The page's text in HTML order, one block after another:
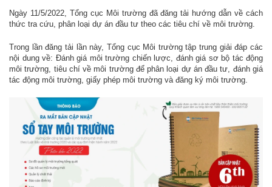
Ngày 11/5/2022, Tổng cục Môi trường đã đăng tải hướng dẫn về cách
thức tra cứu, phân loại dự án đầu tư theo các tiêu chí về môi trường.
Trong lần đăng tải lần này, Tổng cục Môi trường tập trung giải đáp các
nội dung về: Đánh giá môi trường chiến lược, đánh giá sơ bộ tác động
môi trường, tiêu chí về môi trường để phân loại dự án đầu tư, đánh giá
tác động môi trường, giấy phép môi trường và đăng ký môi trường.